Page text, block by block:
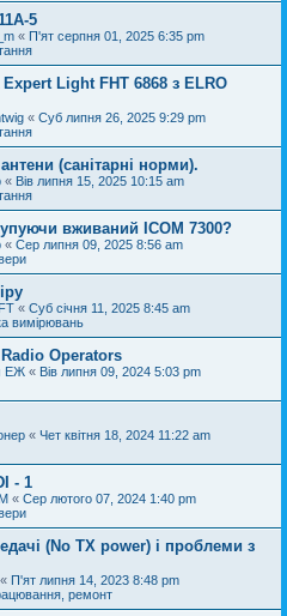
5
« П'ят серпня 01, 2025 6:35 pm
Light FHT 6868 з ELRO
« Суб липня 26, 2025 9:29 pm
(санітарні норми).
« Вів липня 15, 2025 10:15 am
вживаний ICOM 7300?
« Сер липня 09, 2025 8:56 am
« Суб січня 11, 2025 8:45 am
вимірювань
Operators
ЕЖ « Вів липня 09, 2024 5:03 pm
« Чет квітня 18, 2024 11:22 am
- 1
« Сер лютого 07, 2024 1:40 pm
(No TX power) і проблеми з
« П'ят липня 14, 2023 8:48 pm
ремонт